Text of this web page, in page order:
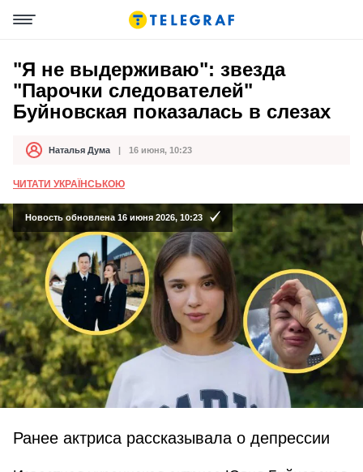
"Я не выдерживаю": звезда
"Парочки следователей"
Буйновская показалась в слезах
АвторНаталья Дума
Дата публикации 16 июня, 10:23
ЧИТАТИ УКРАЇНСЬКОЮ
Новость обновлена 16 июня 2026, 10:23
Ранее актриса рассказывала о депрессии